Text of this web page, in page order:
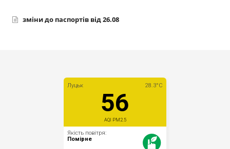
зміни до паспортів від 26.08